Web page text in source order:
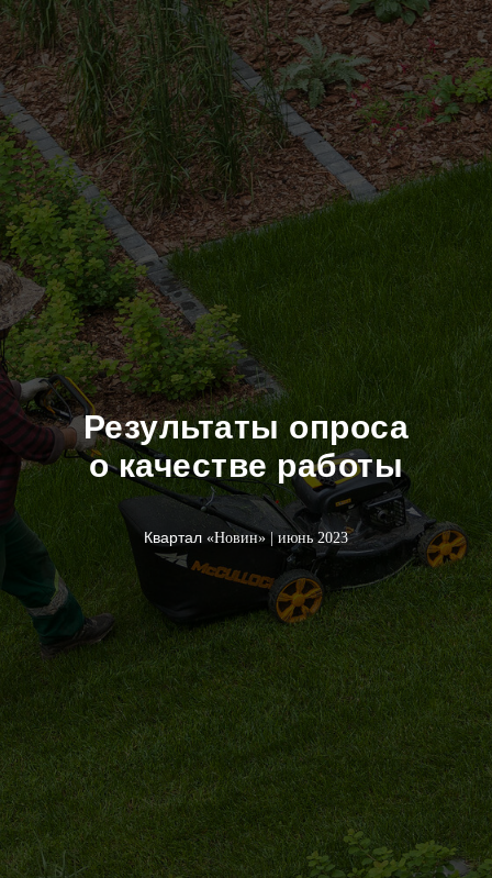
Результаты опроса
о качестве работы
Квартал «Новин»| июнь 2023